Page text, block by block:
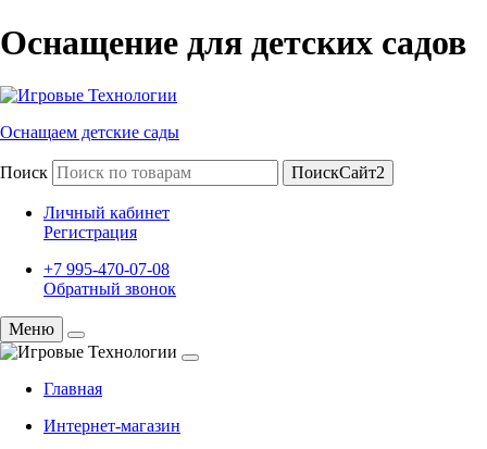
Оснащение для детских садов
Оснащаем детские сады
Поиск ПоискСайт2
Личный кабинет
Регистрация
+7 995-470-07-08
Обратный звонок
Меню
Главная
Интернет-магазин